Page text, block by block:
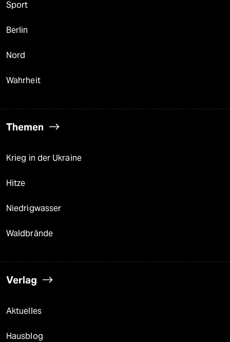
Sport
Berlin
Nord
Wahrheit
Themen
Krieg in der Ukraine
Hitze
Niedrigwasser
Waldbrände
Verlag
Aktuelles
Hausblog